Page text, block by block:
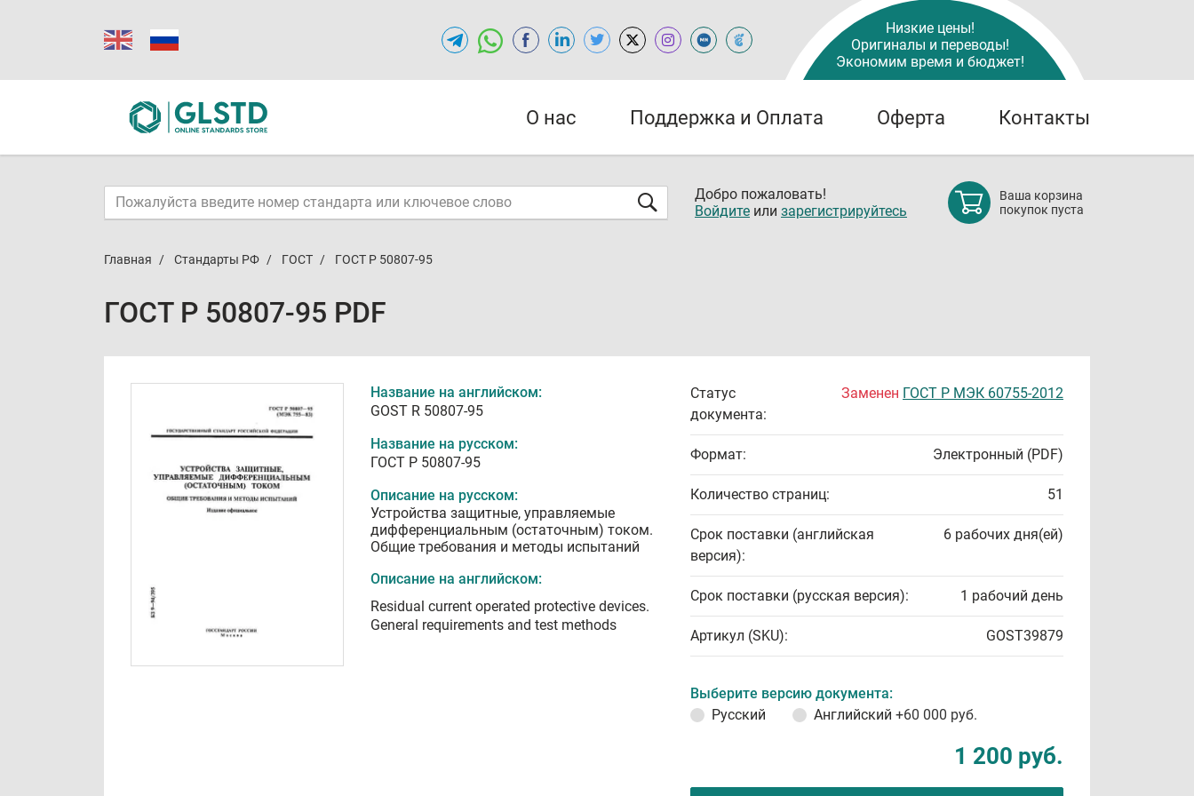
Низкие цены!
Оригиналы и переводы!
Экономим время и бюджет!
О нас Поддержка и Оплата Оферта Контакты
Добро пожаловать!
Войдите или зарегистрируйтесь
Ваша корзина
покупок пуста
Главная Стандарты РФ ГОСТ ГОСТ Р 50807-95
ГОСТ Р 50807-95 PDF
Название на английском:
GOST R 50807-95
Название на русском:
ГОСТ Р 50807-95
Описание на русском:
Устройства защитные, управляемые
дифференциальным (остаточным) током.
Общие требования и методы испытаний
Описание на английском:
Residual current operated protective devices.
General requirements and test methods
Статус
документа:
Заменен ГОСТ Р МЭК 60755-2012
Формат: Электронный (PDF)
Количество страниц: 51
Срок поставки (английская
версия):
6 рабочих дня(ей)
Срок поставки (русская версия): 1 рабочий день
Артикул (SKU): GOST39879
Выберите версию документа:
Русский
Английский +60 000 руб.
1 200 руб.